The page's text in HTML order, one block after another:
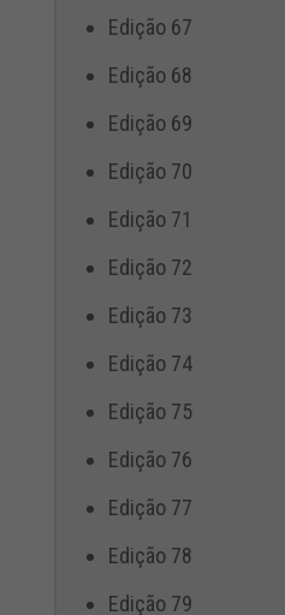
Edição 67
Edição 68
Edição 69
Edição 70
Edição 71
Edição 72
Edição 73
Edição 74
Edição 75
Edição 76
Edição 77
Edição 78
Edição 79